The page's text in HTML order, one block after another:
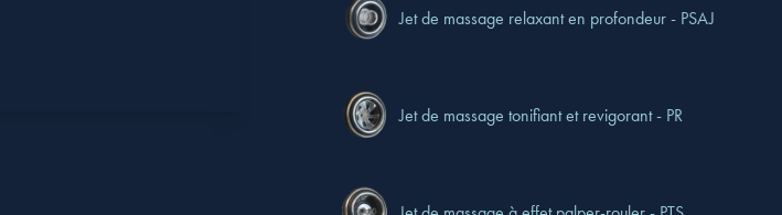
Jet de massage relaxant en profondeur - PSAJ
Jet de massage tonifiant et revigorant - PR